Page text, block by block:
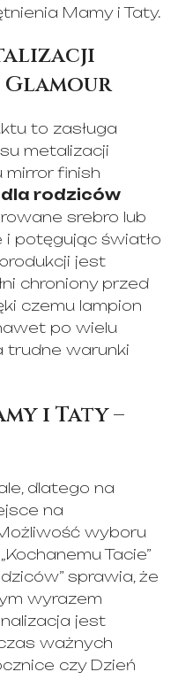
Mamy i Taty.
to zasługa
metalizacji
mirror finish
rodziców
srebro lub
i potęgując światło
jest
chroniony przed
czemu lampion
po wielu
trudne warunki
i Taty –
dlatego na
na
wyboru
Tacie”
sprawia, że
wyrazem
jest
ważnych
czy Dzień